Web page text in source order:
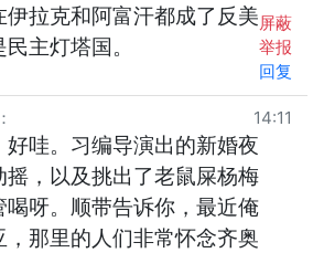
拉克和阿富汗都成了反美
主灯塔国。
屏蔽
举报
回复
： 14:11
哇。习编导演出的新婚夜
，以及挑出了老鼠屎杨梅
呀。顺带告诉你，最近俺
那里的人们非常怀念齐奥